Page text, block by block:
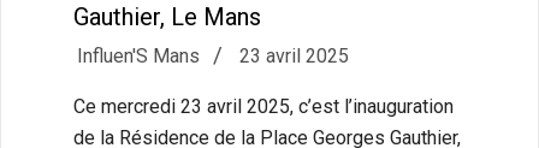
Gauthier, Le Mans
2025-
23
Influen'S Mans 23 avril 2025
Ce mercredi 23 avril 2025, c’est l’inauguration
de la Résidence de la Place Georges Gauthier,